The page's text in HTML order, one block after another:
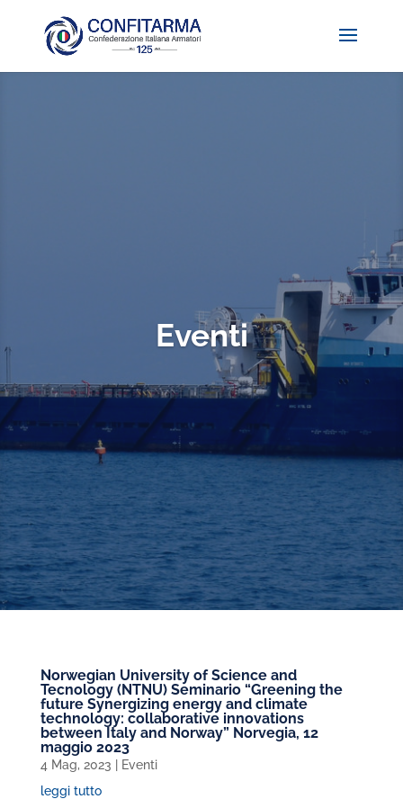
Eventi
Norwegian University of Science and
Tecnology (NTNU) Seminario “Greening the
future Synergizing energy and climate
technology: collaborative innovations
between Italy and Norway” Norvegia, 12
maggio 2023
4 Mag, 2023
Eventi
leggi tutto